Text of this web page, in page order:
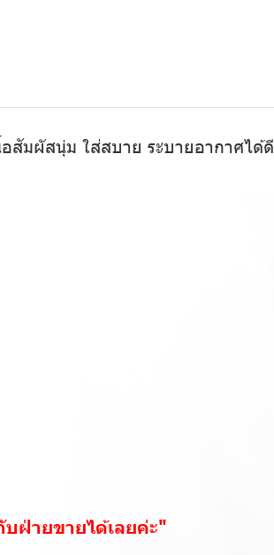
สัมผัสนุ่ม ใส่สบาย ระบายอากาศได้ดี
ฝ่ายขายได้เลยค่ะ"